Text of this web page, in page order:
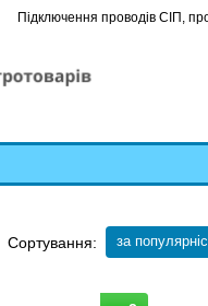
Підключення проводів СІП,
Сортування: за